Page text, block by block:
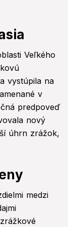
Veľkého
vystúpila na
v
predpoveď
nový
úhrn zrážok,
medzi